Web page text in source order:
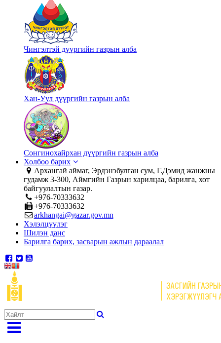
Чингэлтэй дүүргийн газрын алба
Хан-Уул дүүргийн газрын алба
Сонгинохайрхан дүүргийн газрын алба
Холбоо барих
Архангай аймаг, Эрдэнэбулган сум, Г.Дэмид жанжны
гудамж 3-300, Аймгийн Газрын харилцаа, барилга, хот
байгуулалтын газар.
+976-70333632
+976-70333632
arkhangai@gazar.gov.mn
Хэлэлцүүлэг
Шилэн данс
Барилга барих, засварын ажлын дараалал